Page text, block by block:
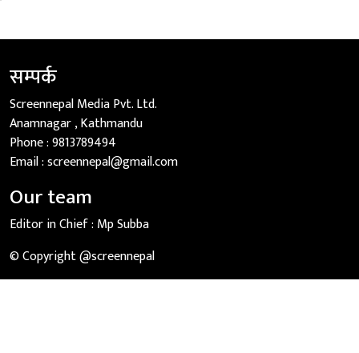
सम्पर्क
Screennepal Media Pvt. Ltd.
Anamnagar , Kathmandu
Phone :9813789494
Email :screennepal@gmail.com
Our team
Editor in Chief : Mp Subba
© Copyright @screennepal